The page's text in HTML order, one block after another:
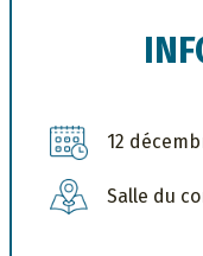
12
Salle du